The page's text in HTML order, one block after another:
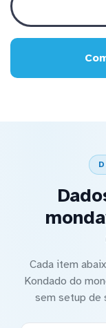
Cada item
Kondado do
sem setup de